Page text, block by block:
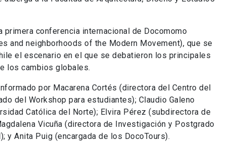
conferencia internacional de Docomomo
and neighborhoods of the Modern Movement), que se
el escenario en el que se debatieron los principales
los cambios globales.
por Macarena Cortés (directora del Centro del
del Workshop para estudiantes); Claudio Galeno
Católica del Norte); Elvira Pérez (subdirectora de
Vicuña (directora de Investigación y Postgrado
y Anita Puig (encargada de los DocoTours).